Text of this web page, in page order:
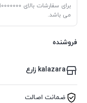
می باشد.
فروشنده
kalazara زارع
ضمانت اصالت